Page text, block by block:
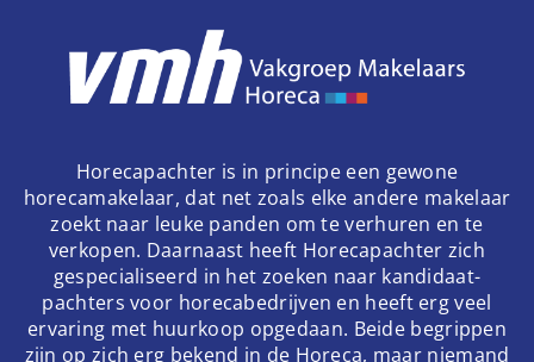
Horecapachter is in principe een gewone
horecamakelaar, dat net zoals elke andere makelaar
zoekt naar leuke panden om te verhuren en te
verkopen. Daarnaast heeft Horecapachter zich
gespecialiseerd in het zoeken naar kandidaat-
pachters voor horecabedrijven en heeft erg veel
ervaring met huurkoop opgedaan. Beide begrippen
zijn op zich erg bekend in de Horeca, maar niemand